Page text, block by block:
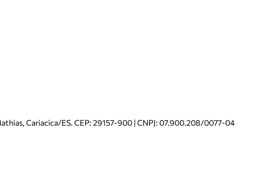
Cariacica/ES. CEP: 29157-900 | CNPJ: 07.900.208/0077-04